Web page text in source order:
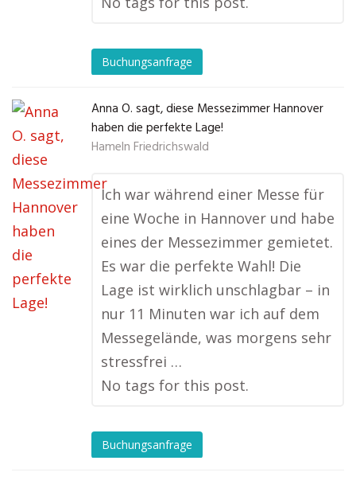
Buchungsanfrage
Anna O. sagt, diese Messezimmer Hannover
haben die perfekte Lage!
Hameln Friedrichswald
Ich war während einer Messe für
eine Woche in Hannover und habe
eines der Messezimmer gemietet.
Es war die perfekte Wahl! Die
Lage ist wirklich unschlagbar – in
nur 11 Minuten war ich auf dem
Messegelände, was morgens sehr
stressfrei …
No tags for this post.
Buchungsanfrage